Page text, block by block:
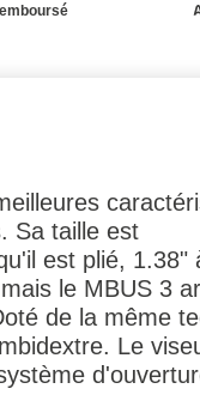
Sa taille est
est plié, 1.38"
le MBUS 3
de la même
Le